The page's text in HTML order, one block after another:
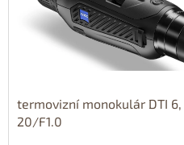
termovizní monokulár DTI 6,
20/F1.0